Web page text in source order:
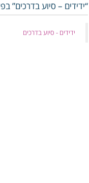
“ידידים – סיוע בדרכים”
‏ידידים - סיוע בדרכים